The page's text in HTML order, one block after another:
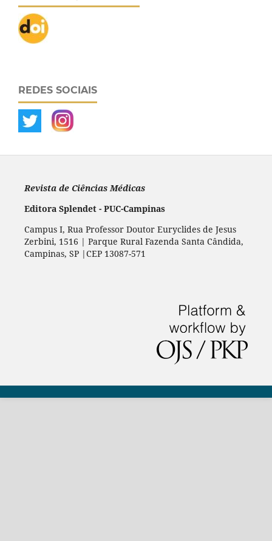
REDES SOCIAIS
Revista de Ciências Médicas
Editora Splendet - PUC-Campinas
Campus I, Rua Professor Doutor Euryclides de Jesus
Zerbini, 1516 | Parque Rural Fazenda Santa Cândida,
Campinas, SP |CEP 13087-571